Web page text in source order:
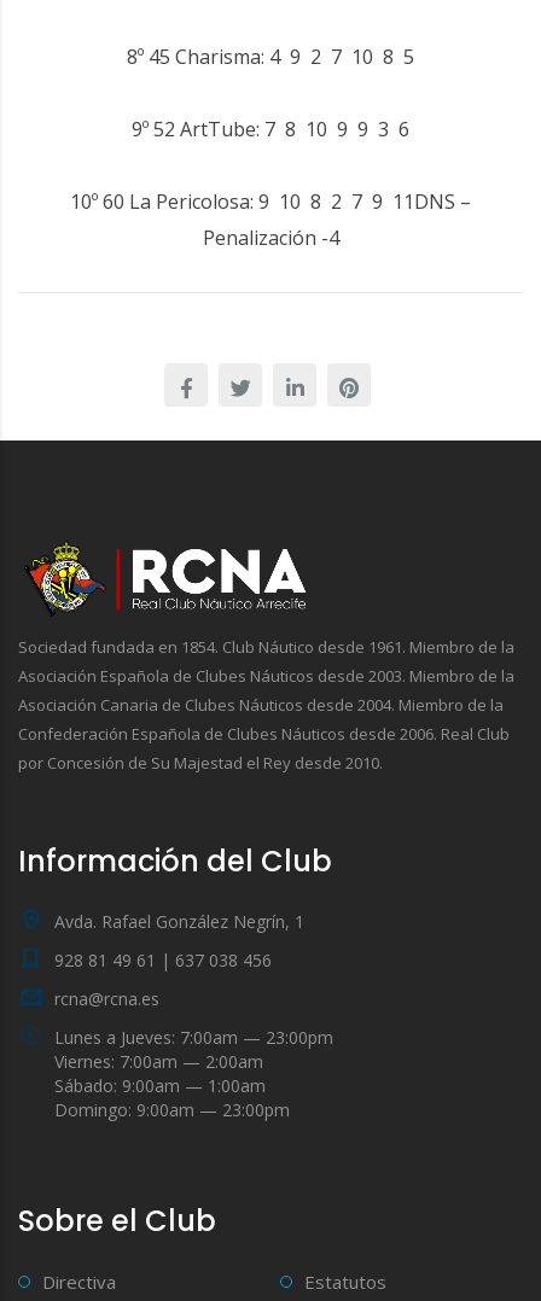
8º 45 Charisma: 4 9 2 7 10 8 5
9º52 ArtTube: 7 8 10 9 9 3 6
10º60 La Pericolosa: 9 10 8 2 7 9 11DNS –
Penalización -4
Sociedad fundada en 1854. Club Náutico desde 1961. Miembro de la
Asociación Española de Clubes Náuticos desde 2003. Miembro de la
Asociación Canaria de Clubes Náuticos desde 2004. Miembro de la
Confederación Española de Clubes Náuticos desde 2006. Real Club
por Concesión de Su Majestad el Rey desde 2010.
Información del Club
Avda. Rafael González Negrín, 1
928 81 49 61 | 637 038 456
rcna@rcna.es
Lunes a Jueves: 7:00am — 23:00pm
Viernes: 7:00am — 2:00am
Sábado: 9:00am — 1:00am
Domingo: 9:00am — 23:00pm
Sobre el Club
Directiva Estatutos